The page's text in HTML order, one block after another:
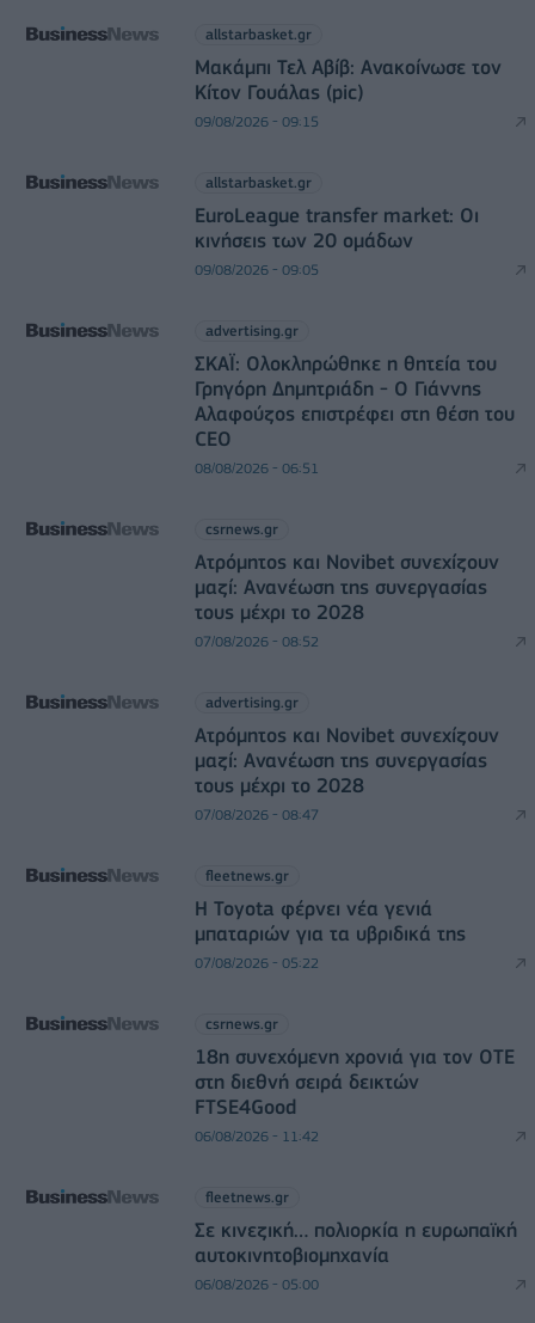
allstarbasket.gr
Μακάμπι Τελ Αβίβ: Ανακοίνωσε τον
Κίτον Γουάλας (pic)
09/08/2026 - 09:15
allstarbasket.gr
EuroLeague transfer market: Οι
κινήσεις των 20 ομάδων
09/08/2026 - 09:05
advertising.gr
ΣΚΑΪ: Ολοκληρώθηκε η θητεία του
Γρηγόρη Δημητριάδη - Ο Γιάννης
Αλαφούζος επιστρέφει στη θέση του
CEO
08/08/2026 - 06:51
csrnews.gr
Ατρόμητος και Novibet συνεχίζουν
μαζί: Ανανέωση της συνεργασίας
τους μέχρι το 2028
07/08/2026 - 08:52
advertising.gr
Ατρόμητος και Novibet συνεχίζουν
μαζί: Ανανέωση της συνεργασίας
τους μέχρι το 2028
07/08/2026 - 08:47
fleetnews.gr
Η Toyota φέρνει νέα γενιά
μπαταριών για τα υβριδικά της
07/08/2026 - 05:22
csrnews.gr
18η συνεχόμενη χρονιά για τον ΟΤΕ
στη διεθνή σειρά δεικτών
FTSE4Good
06/08/2026 - 11:42
fleetnews.gr
Σε κινεζική… πολιορκία η ευρωπαϊκή
αυτοκινητοβιομηχανία
06/08/2026 - 05:00